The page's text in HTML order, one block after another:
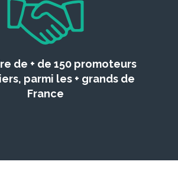
de + de 150 promoteurs
parmi les + grands de
France